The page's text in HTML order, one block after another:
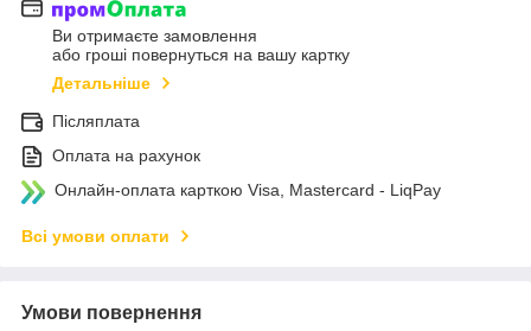
Ви отримаєте замовлення
або гроші повернуться на вашу картку
Детальніше
Післяплата
Оплата на рахунок
Онлайн-оплата карткою Visa, Mastercard - LiqPay
Всі умови оплати
Умови повернення